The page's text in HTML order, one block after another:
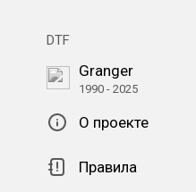
DTF
Granger
1990 - 2025
О проекте
Правила